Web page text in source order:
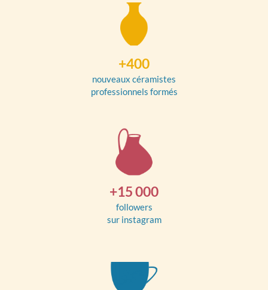
+400
nouveaux céramistes
professionnels formés
+15 000
followers
sur instagram